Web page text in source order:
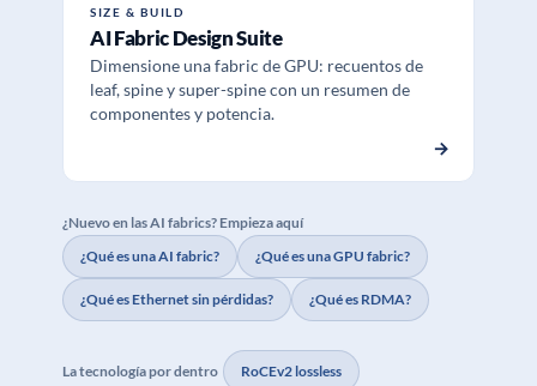
SIZE & BUILD
AI Fabric Design Suite
Dimensione una fabric de GPU: recuentos de
leaf, spine y super-spine con un resumen de
componentes y potencia.
→
¿Nuevo en las AI fabrics? Empieza aquí
¿Qué es una AI fabric?
¿Qué es una GPU fabric?
¿Qué es Ethernet sin pérdidas? ¿Qué es RDMA?
La tecnología por dentro RoCEv2 lossless